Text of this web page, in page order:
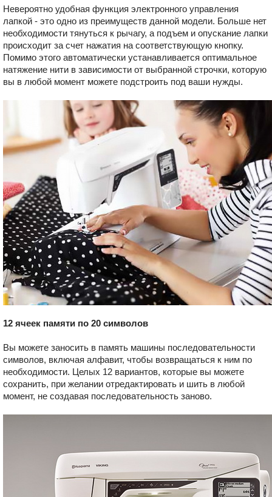
Невероятно удобная функция электронного управления
лапкой - это одно из преимуществ данной модели. Больше нет
необходимости тянуться к рычагу, а подъем и опускание лапки
происходит за счет нажатия на соответствующую кнопку.
Помимо этого автоматически устанавливается оптимальное
натяжение нити в зависимости от выбранной строчки, которую
вы в любой момент можете подстроить под ваши нужды.
12 ячеек памяти по 20 символов
Вы можете заносить в память машины последовательности
символов, включая алфавит, чтобы возвращаться к ним по
необходимости. Целых 12 вариантов, которые вы можете
сохранить, при желании отредактировать и шить в любой
момент, не создавая последовательность заново.